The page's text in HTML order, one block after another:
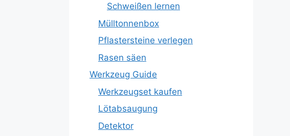
Schweißen lernen
Mülltonnenbox
Pflastersteine verlegen
Rasen säen
Werkzeug Guide
Werkzeugset kaufen
Lötabsaugung
Detektor